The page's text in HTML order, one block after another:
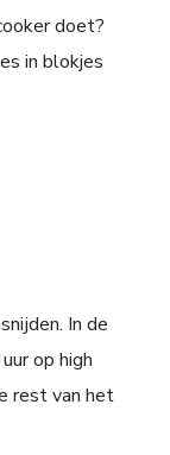
doet?
in blokjes
In de
op high
rest van het